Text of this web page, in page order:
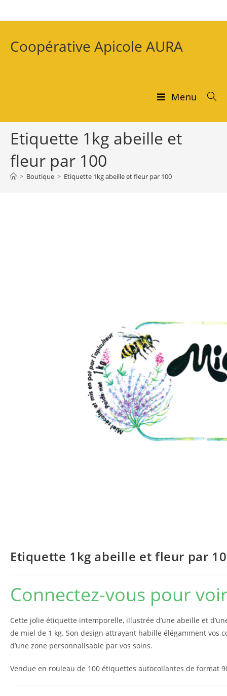
Coopérative Apicole AURA
Menu
Etiquette 1kg abeille et
fleur par 100
> Boutique > Etiquette 1kg abeille et fleur par 100
Etiquette 1kg abeille et fleur par
Connectez-vous pour
Cette jolie étiquette intemporelle, illustrée d’une abeille et
de miel de 1 kg. Son design attrayant habille élégamment vos
d’une zone personnalisable par vos soins.
Vendue en rouleau de 100 étiquettes autocollantes de format